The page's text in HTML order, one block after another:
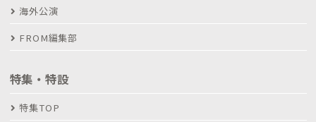
海外公演
FROM編集部
特集・特設
特集TOP